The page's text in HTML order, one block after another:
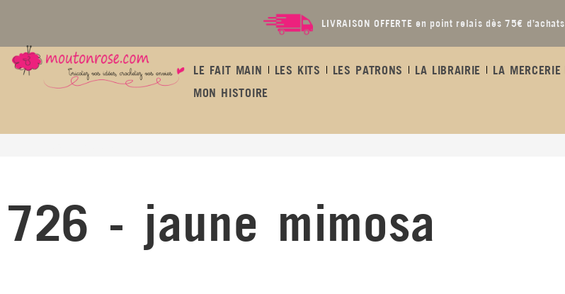
LIVRAISON OFFERTE en point relais dès 75€ d’achats
LE FAIT MAIN LES KITS LES PATRONS LA LIBRAIRIE LA MERCERIE
MON HISTOIRE
726 - jaune mimosa